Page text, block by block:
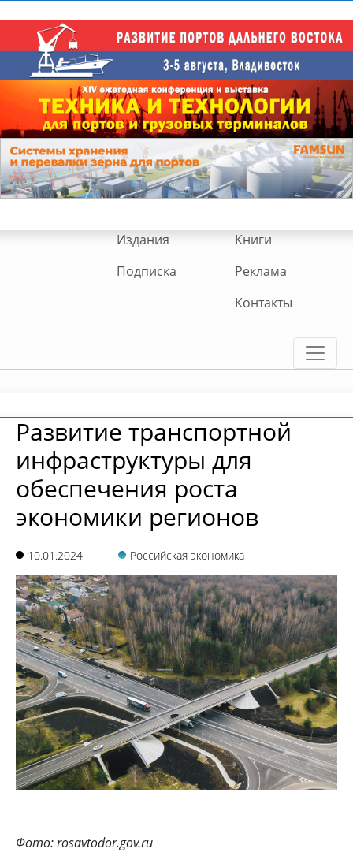
Издания
Книги
Подписка
Реклама
Контакты
Развитие транспортной
инфраструктуры для
обеспечения роста
экономики регионов
10.01.2024 Российская экономика
Фото: rosavtodor.gov.ru